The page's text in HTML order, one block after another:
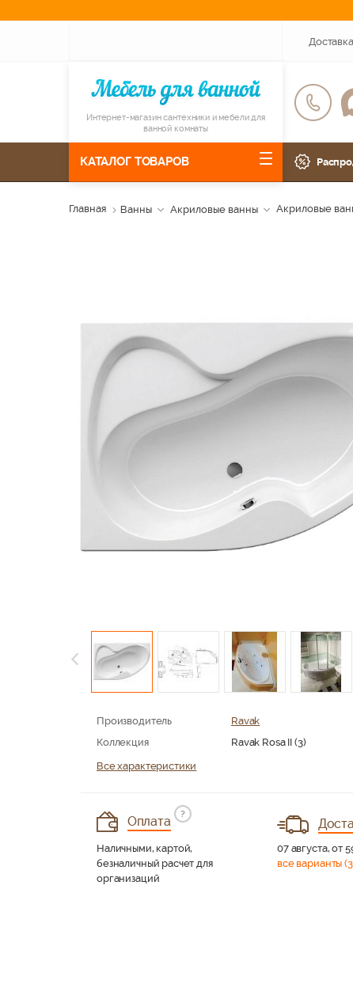
Доставка
Интернет-магазин сантехники и мебели для
ванной комнаты
КАТАЛОГ ТОВАРОВ
Главная Ванны Акриловые ванны Акриловые
Производитель
Ravak
Коллекция
Ravak Rosa II (3)
Все характеристики
Оплата
?
Наличными, картой,
безналичный расчет для
организаций
07 августа, от
все варианты